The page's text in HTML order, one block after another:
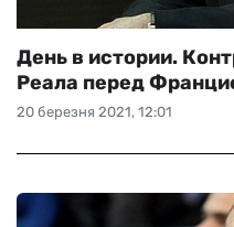
20 березня 2021, 12:01
День в истории.
Реала перед